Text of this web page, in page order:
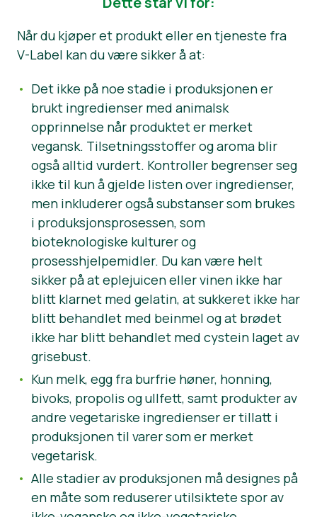
Når du kjøper et produkt eller en tjeneste fra
V-Label kan du være sikker å at:
Det ikke på noe stadie i produksjonen er
brukt ingredienser med animalsk
opprinnelse når produktet er merket
vegansk. Tilsetningsstoffer og aroma blir
også alltid vurdert. Kontroller begrenser seg
ikke til kun å gjelde listen over ingredienser,
men inkluderer også substanser som brukes
i produksjonsprosessen, som
bioteknologiske kulturer og
prosesshjelpemidler. Du kan være helt
sikker på at eplejuicen eller vinen ikke har
blitt klarnet med gelatin, at sukkeret ikke har
blitt behandlet med beinmel og at brødet
ikke har blitt behandlet med cystein laget av
grisebust.
Kun melk, egg fra burfrie høner, honning,
bivoks, propolis og ullfett, samt produkter av
andre vegetariske ingredienser er tillatt i
produksjonen til varer som er merket
vegetarisk.
Alle stadier av produksjonen må designes på
en måte som reduserer utilsiktete spor av